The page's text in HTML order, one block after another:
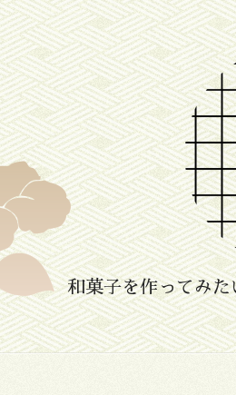
和菓子を作ってみ